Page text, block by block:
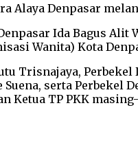
Alaya Denpasar
Ida Bagus Alit
Wanita) Kota
Trisnajaya, Perbekel
serta Perbekel
Ketua TP PKK